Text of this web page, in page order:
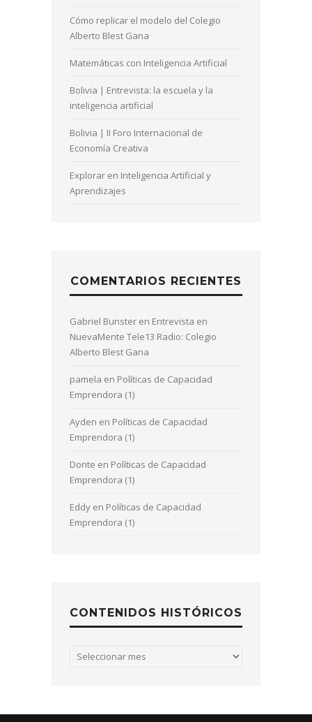
Cómo replicar el modelo del Colegio
Alberto Blest Gana
Matemáticas con Inteligencia Artificial
Bolivia | Entrevista: la escuela y la
inteligencia artificial
Bolivia | II Foro Internacional de
Economía Creativa
Explorar en Inteligencia Artificial y
Aprendizajes
COMENTARIOS RECIENTES
Gabriel Bunster en Entrevista en
NuevaMente Tele13 Radio: Colegio
Alberto Blest Gana
pamela en Políticas de Capacidad
Emprendora (1)
Ayden en Políticas de Capacidad
Emprendora (1)
Donte en Políticas de Capacidad
Emprendora (1)
Eddy en Políticas de Capacidad
Emprendora (1)
CONTENIDOS HISTÓRICOS
Contenidos